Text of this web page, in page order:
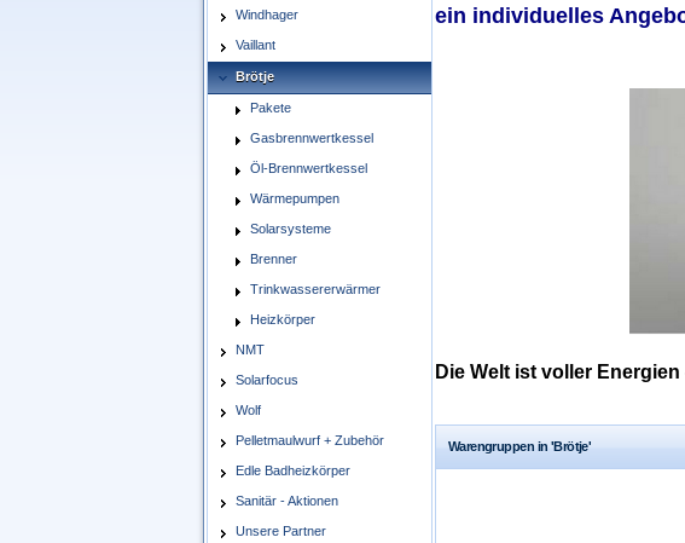
Windhager
Vaillant
Brötje
Pakete
Gasbrennwertkessel
Öl-Brennwertkessel
Wärmepumpen
Solarsysteme
Brenner
Trinkwassererwärmer
Heizkörper
NMT
Solarfocus
Wolf
Pelletmaulwurf + Zubehör
Edle Badheizkörper
Sanitär - Aktionen
Unsere Partner
ein individuelles
Die Welt ist voller
Warengruppen in 'Brötje'